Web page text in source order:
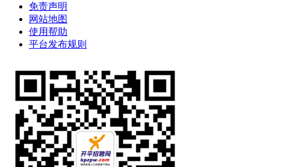
免责声明
网站地图
使用帮助
平台发布规则